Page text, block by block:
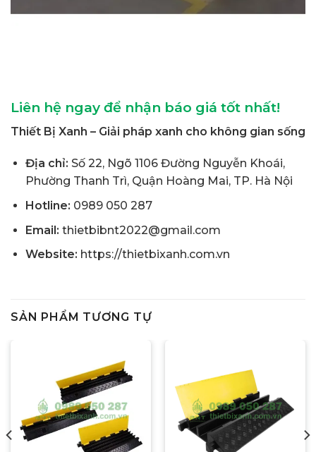
Liên hệ ngay để nhận báo giá tốt nhất!
Thiết Bị Xanh – Giải pháp xanh cho không gian sống
Địa chỉ: Số 22, Ngõ 1106 Đường Nguyễn Khoái,
Phường Thanh Trì, Quận Hoàng Mai, TP. Hà Nội
Hotline: 0989 050 287
Email: thietbibnt2022@gmail.com
Website: https://thietbixanh.com.vn
SẢN PHẨM TƯƠNG TỰ